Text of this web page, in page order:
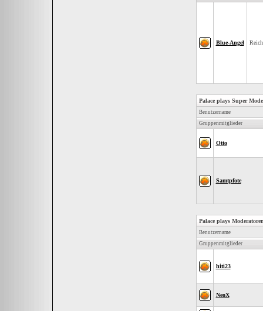
Blue-Angel
Palace plays Super
Benutzername
Gruppenmitglieder
Otto
Samtpfote
Palace plays
Benutzername
Gruppenmitglieder
hiti23
NeoX